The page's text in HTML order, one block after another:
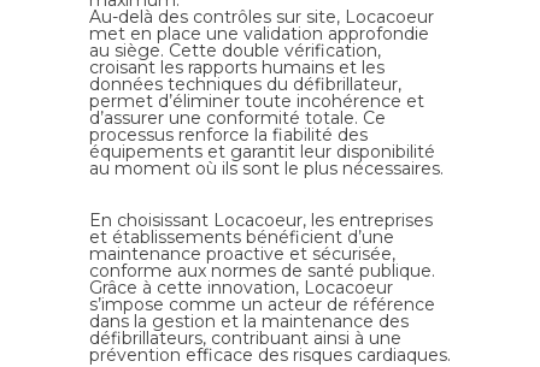
Au-delà des contrôles sur site, Locacoeur
met en place une validation approfondie
au siège. Cette double vérification,
croisant les rapports humains et les
données techniques du défibrillateur,
permet d’éliminer toute incohérence et
d’assurer une conformité totale. Ce
processus renforce la fiabilité des
équipements et garantit leur disponibilité
au moment où ils sont le plus nécessaires.
En choisissant Locacoeur, les entreprises
et établissements bénéficient d’une
maintenance proactive et sécurisée,
conforme aux normes de santé publique.
Grâce à cette innovation, Locacoeur
s’impose comme un acteur de référence
dans la gestion et la maintenance des
défibrillateurs, contribuant ainsi à une
prévention efficace des risques cardiaques.